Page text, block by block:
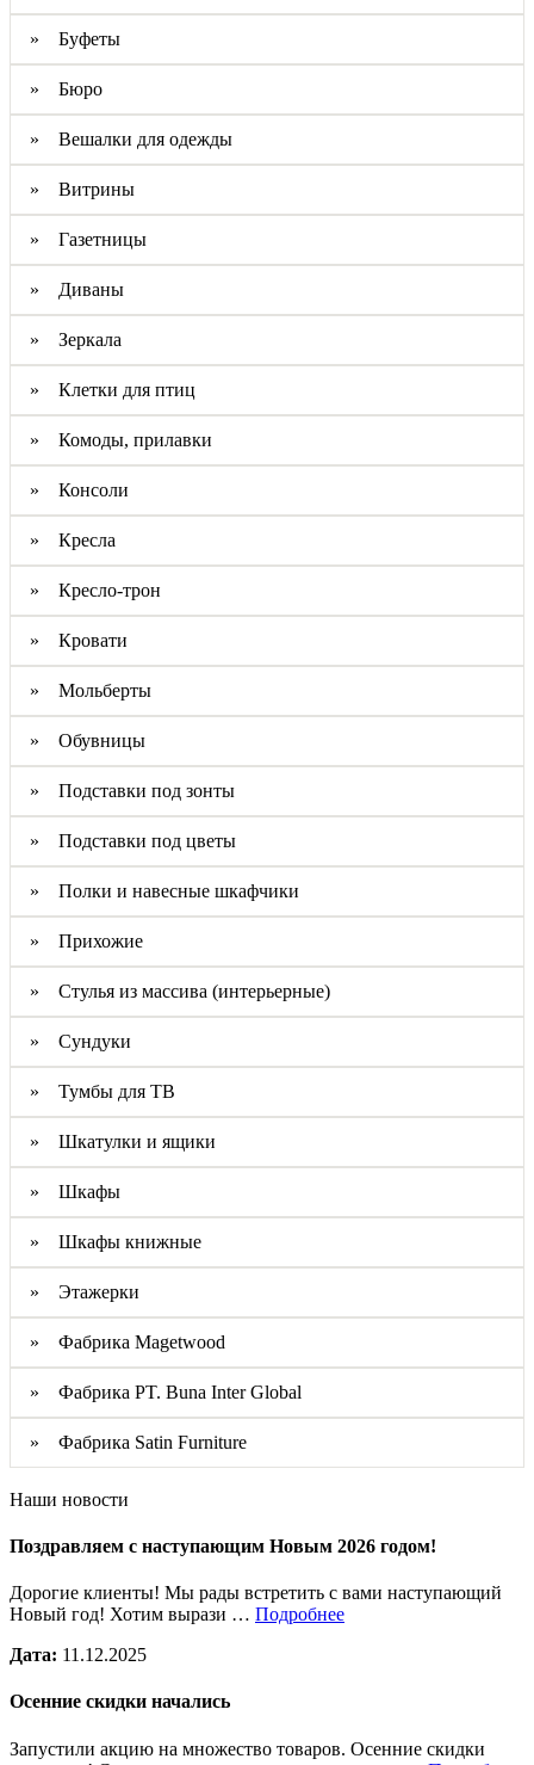
» Буфеты
» Бюро
» Вешалки для одежды
» Витрины
» Газетницы
» Диваны
» Зеркала
» Клетки для птиц
» Комоды, прилавки
» Консоли
» Кресла
» Кресло-трон
» Кровати
» Мольберты
» Обувницы
» Подставки под зонты
» Подставки под цветы
» Полки и навесные шкафчики
» Прихожие
» Стулья из массива (интерьерные)
» Сундуки
» Тумбы для ТВ
» Шкатулки и ящики
» Шкафы
» Шкафы книжные
» Этажерки
» Фабрика Magetwood
» Фабрика PT. Buna Inter Global
» Фабрика Satin Furniture
Наши новости
Поздравляем с наступающим Новым 2026 годом!
Дорогие клиенты! Мы рады встретить с вами наступающий
Новый год! Хотим вырази … Подробнее
Дата: 11.12.2025
Осенние скидки начались
Запустили акцию на множество товаров. Осенние скидки